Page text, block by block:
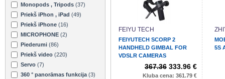
Monopods , Tripods (37)
Priekš iPhon , iPad (49)
Priekš iPhone (16)
MICROPHONE (2)
Piederumi (86)
Priekš video (220)
Servo (7)
360 ° panorāmas funkcija (3)
FEIYU TECH
FEIYUTECH SCORP 2
HANDHELD GIMBAL FOR
VDSLR CAMERAS
367.36 333.96 €
Kluba cena: 361.79 €
5S